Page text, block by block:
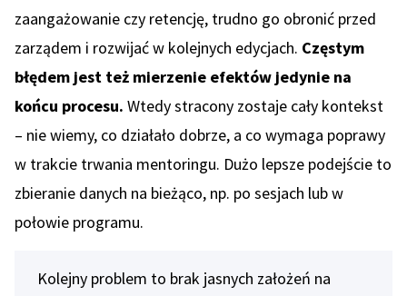
zaangażowanie czy retencję, trudno go obronić przed
zarządem i rozwijać w kolejnych edycjach. Częstym
błędem jest też mierzenie efektów jedynie na
końcu procesu. Wtedy stracony zostaje cały kontekst
– nie wiemy, co działało dobrze, a co wymaga poprawy
w trakcie trwania mentoringu. Dużo lepsze podejście to
zbieranie danych na bieżąco, np. po sesjach lub w
połowie programu.
Kolejny problem to brak jasnych założeń na